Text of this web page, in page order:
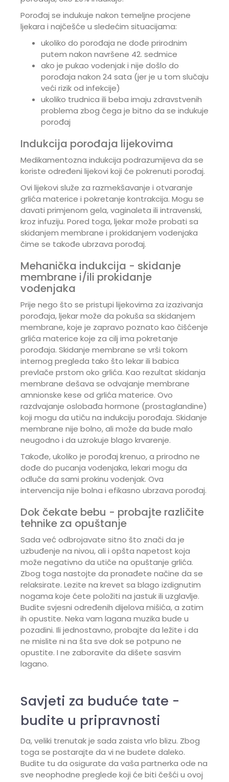
Porođaj se indukuje nakon temeljne procjene
ljekara i najčešće u sledećim situacijama:
ukoliko do porođaja ne dođe prirodnim
putem nakon navršene 42. sedmice
ako je pukao vodenjak i nije došlo do
porođaja nakon 24 sata (jer je u tom slučaju
veći rizik od infekcije)
ukoliko trudnica ili beba imaju zdravstvenih
problema zbog čega je bitno da se indukuje
porođaj
Indukcija porođaja lijekovima
Medikamentozna indukcija podrazumijeva da se
koriste određeni lijekovi koji će pokrenuti porođaj.
Ovi lijekovi služe za razmekšavanje i otvaranje
grlića materice i pokretanje kontrakcija. Mogu se
davati primjenom gela, vaginaleta ili intravenski,
kroz infuziju. Pored toga, ljekar može probati sa
skidanjem membrane i prokidanjem vodenjaka
čime se takođe ubrzava porođaj.
Mehanička indukcija - skidanje
membrane i/ili prokidanje
vodenjaka
Prije nego što se pristupi lijekovima za izazivanja
porođaja, ljekar može da pokuša sa skidanjem
membrane, koje je zapravo poznato kao čišćenje
grlića materice koje za cilj ima pokretanje
porođaja. Skidanje membrane se vrši tokom
internog pregleda tako što lekar ili babica
prevlače prstom oko grlića. Kao rezultat skidanja
membrane dešava se odvajanje membrane
amnionske kese od grlića materice. Ovo
razdvajanje oslobađa hormone (prostaglandine)
koji mogu da utiču na indukciju porođaja. Skidanje
membrane nije bolno, ali može da bude malo
neugodno i da uzrokuje blago krvarenje.
Takođe, ukoliko je porođaj krenuo, a prirodno ne
dođe do pucanja vodenjaka, lekari mogu da
odluče da sami prokinu vodenjak. Ova
intervencija nije bolna i efikasno ubrzava porođaj.
Dok čekate bebu - probajte različite
tehnike za opuštanje
Sada već odbrojavate sitno što znači da je
uzbuđenje na nivou, ali i opšta napetost koja
može negativno da utiče na opuštanje grlića.
Zbog toga nastojte da pronađete načine da se
relaksirate. Lezite na krevet sa blago izdignutim
nogama koje ćete položiti na jastuk ili uzglavlje.
Budite svjesni određenih dijelova mišića, a zatim
ih opustite. Neka vam lagana muzika bude u
pozadini. Ili jednostavno, probajte da ležite i da
ne mislite ni na šta sve dok se potpuno ne
opustite. I ne zaboravite da dišete sasvim
lagano.
Savjeti za buduće tate -
budite u pripravnosti
Da, veliki trenutak je sada zaista vrlo blizu. Zbog
toga se postarajte da vi ne budete daleko.
Budite tu da osigurate da vaša partnerka ode na
sve neophodne preglede koji će biti češći u ovoj